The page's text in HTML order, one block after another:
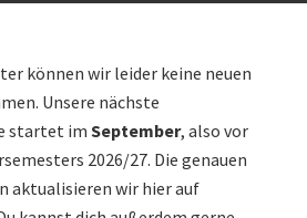
können wir leider keine neuen
Unsere nächste
startet im September, also vor
2026/27. Die genauen
aktualisieren wir hier auf